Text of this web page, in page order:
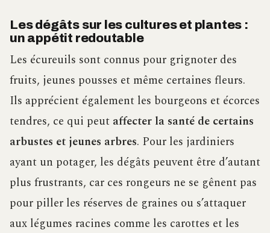
Les dégâts sur les cultures et plantes :
un appétit redoutable
Les écureuils sont connus pour grignoter des
fruits, jeunes pousses et même certaines fleurs.
Ils apprécient également les bourgeons et écorces
tendres, ce qui peut affecter la santé de certains
arbustes et jeunes arbres. Pour les jardiniers
ayant un potager, les dégâts peuvent être d’autant
plus frustrants, car ces rongeurs ne se gênent pas
pour piller les réserves de graines ou s’attaquer
aux légumes racines comme les carottes et les